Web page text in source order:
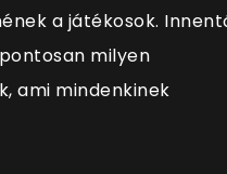
a játékosok.
milyen
ami mindenkinek